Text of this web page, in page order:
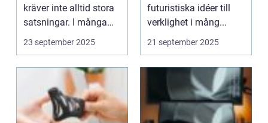
kräver inte alltid stora
satsningar. I många
fall ä...
23 september 2025
futuristiska idéer till
verklighet i mång...
21 september 2025